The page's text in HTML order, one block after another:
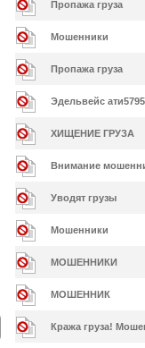
Пропажа груза
Мошенники
Пропажа груза
Эдельвейс
ХИЩЕНИЕ ГРУЗА
Внимание
Уводят грузы
Мошенники
МОШЕННИКИ
МОШЕННИК
Кража груза!